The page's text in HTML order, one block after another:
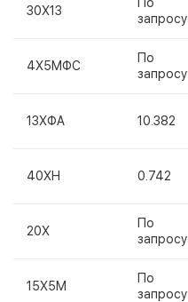
30Х13
запросу
4Х5МФС
По
запросу
13ХФА 10.382
40ХН 0.742
20Х
По
запросу
15Х5М
По
запросу